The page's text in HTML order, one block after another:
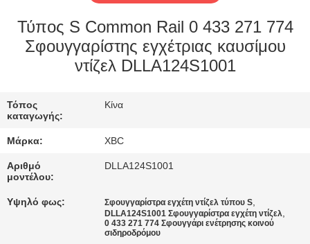
ΓΎΡΟΣ
ΕΡΓΟΣΤΑΣΊΩΝ
ΈΛΕΓΧΟΣ
ΜΑΣ
ΕΛΆΤΕ
ΣΕ
Τύπος S Common Rail 0 433 271 774
Σφουγγαρίστης εγχέτριας καυσίμου
ντίζελ DLLA124S1001
Τόπος
καταγωγής:
Κίνα
Μάρκα: XBC
Αριθμό
μοντέλου:
DLLA124S1001
Υψηλό φως: Σφουγγαρίστρα εγχέτη ντίζελ τύπου S,
DLLA124S1001 Σφουγγαρίστρα εγχέτη ντίζελ,
0 433 271 774 Σφουγγάρι ενέτρησης κοινού
σιδηροδρόμου